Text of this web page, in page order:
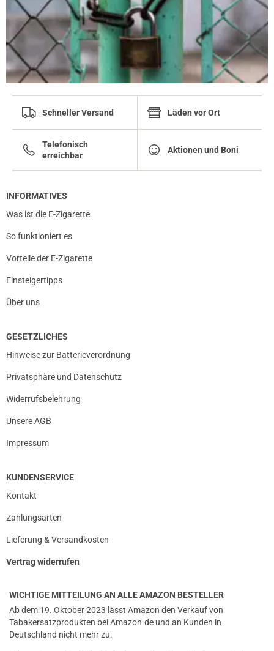
Schneller Versand Läden vor Ort
Telefonisch
erreichbar
Aktionen und Boni
INFORMATIVES
Was ist die E-Zigarette
So funktioniert es
Vorteile der E-Zigarette
Einsteigertipps
Über uns
GESETZLICHES
Hinweise zur Batterieverordnung
Privatsphäre und Datenschutz
Widerrufsbelehrung
Unsere AGB
Impressum
KUNDENSERVICE
Kontakt
Zahlungsarten
Lieferung & Versandkosten
Vertrag widerrufen
WICHTIGE MITTEILUNG AN ALLE AMAZON BESTELLER
Ab dem 19. Oktober 2023 lässt Amazon den Verkauf von
Tabakersatzprodukten bei Amazon.de und an Kunden in
Deutschland nicht mehr zu.